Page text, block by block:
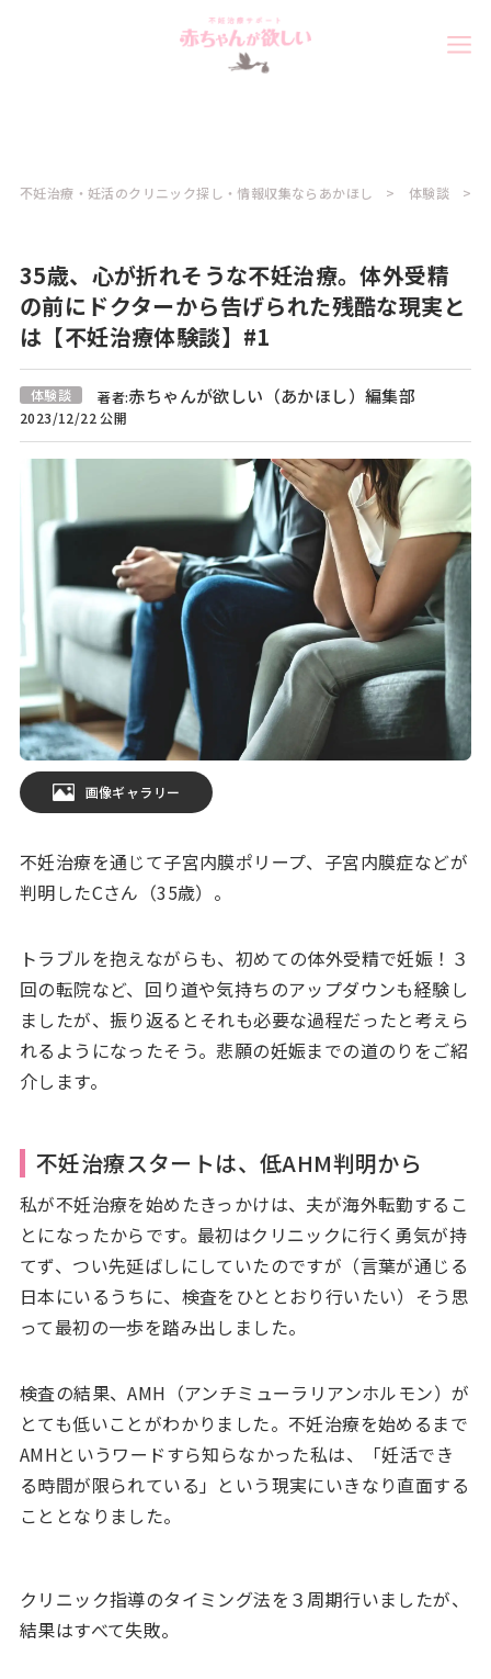
不妊治療・妊活のクリニック探し・情報収集ならあかほし 体験談
35歳、心が折れそうな不妊治療。体外受精
の前にドクターから告げられた残酷な現実と
は【不妊治療体験談】#1
体験談 著者:赤ちゃんが欲しい（あかほし）編集部
2023/12/22 公開
画像ギャラリー
不妊治療を通じて子宮内膜ポリープ、子宮内膜症などが
判明したCさん（35歳）。
トラブルを抱えながらも、初めての体外受精で妊娠！３
回の転院など、回り道や気持ちのアップダウンも経験し
ましたが、振り返るとそれも必要な過程だったと考えら
れるようになったそう。悲願の妊娠までの道のりをご紹
介します。
不妊治療スタートは、低AHM判明から
私が不妊治療を始めたきっかけは、夫が海外転勤するこ
とになったからです。最初はクリニックに行く勇気が持
てず、つい先延ばしにしていたのですが（言葉が通じる
日本にいるうちに、検査をひととおり行いたい）そう思
って最初の一歩を踏み出しました。
検査の結果、AMH（アンチミューラリアンホルモン）が
とても低いことがわかりました。不妊治療を始めるまで
AMHというワードすら知らなかった私は、「妊活でき
る時間が限られている」という現実にいきなり直面する
こととなりました。
クリニック指導のタイミング法を３周期行いましたが、
結果はすべて失敗。